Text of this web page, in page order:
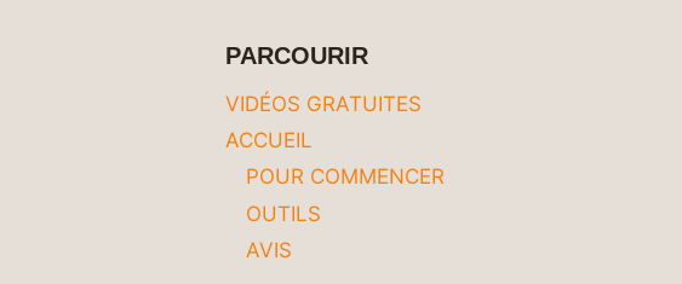
PARCOURIR
VIDÉOS GRATUITES
ACCUEIL
POUR COMMENCER
OUTILS
AVIS